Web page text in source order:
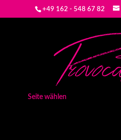
+49 162 - 548 67 82
Seite wählen